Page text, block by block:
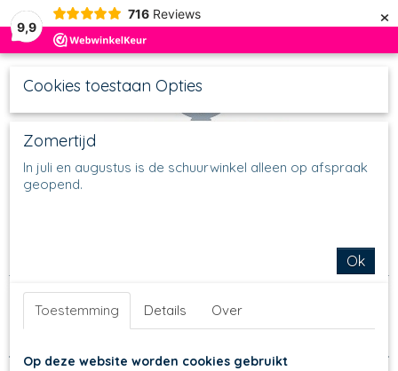
9,9
716 Reviews ×
Inloggen Registreren
Soyakannetjes en Soyaschaaltjes
Sorteer op:
Cookies toestaan Opties
Zomertijd
In juli en augustus is de schuurwinkel alleen op afspraak
geopend.
Ok
Toestemming Details Over
Op deze website worden cookies gebruikt